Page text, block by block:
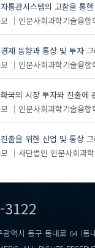
통관시스템의 고찰을 통
인문사회과학기술융합
제 동향과 통상 및 투자
인문사회과학기술융합
국의 시장 투자와 진출에
인문사회과학기술융합
출을 위한 산업 및 통상
사단법인 인문사회과
3122
역시 동구 동내로 64 (동